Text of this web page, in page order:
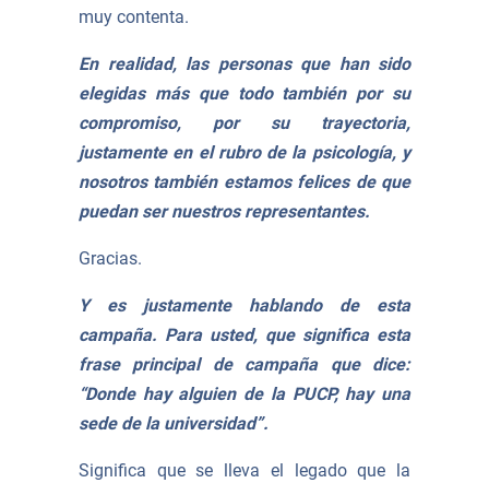
muy contenta.
En realidad, las personas que han sido
elegidas más que todo también por su
compromiso, por su trayectoria,
justamente en el rubro de la psicología, y
nosotros también estamos felices de que
puedan ser nuestros representantes.
Gracias.
Y es justamente hablando de esta
campaña. Para usted, que significa esta
frase principal de campaña que dice:
“Donde hay alguien de la PUCP, hay una
sede de la universidad”.
Significa que se lleva el legado que la